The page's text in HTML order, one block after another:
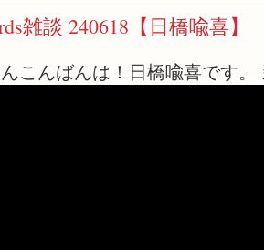
雑談 240618【日橋喩喜】
こんばんは！日橋喩喜です